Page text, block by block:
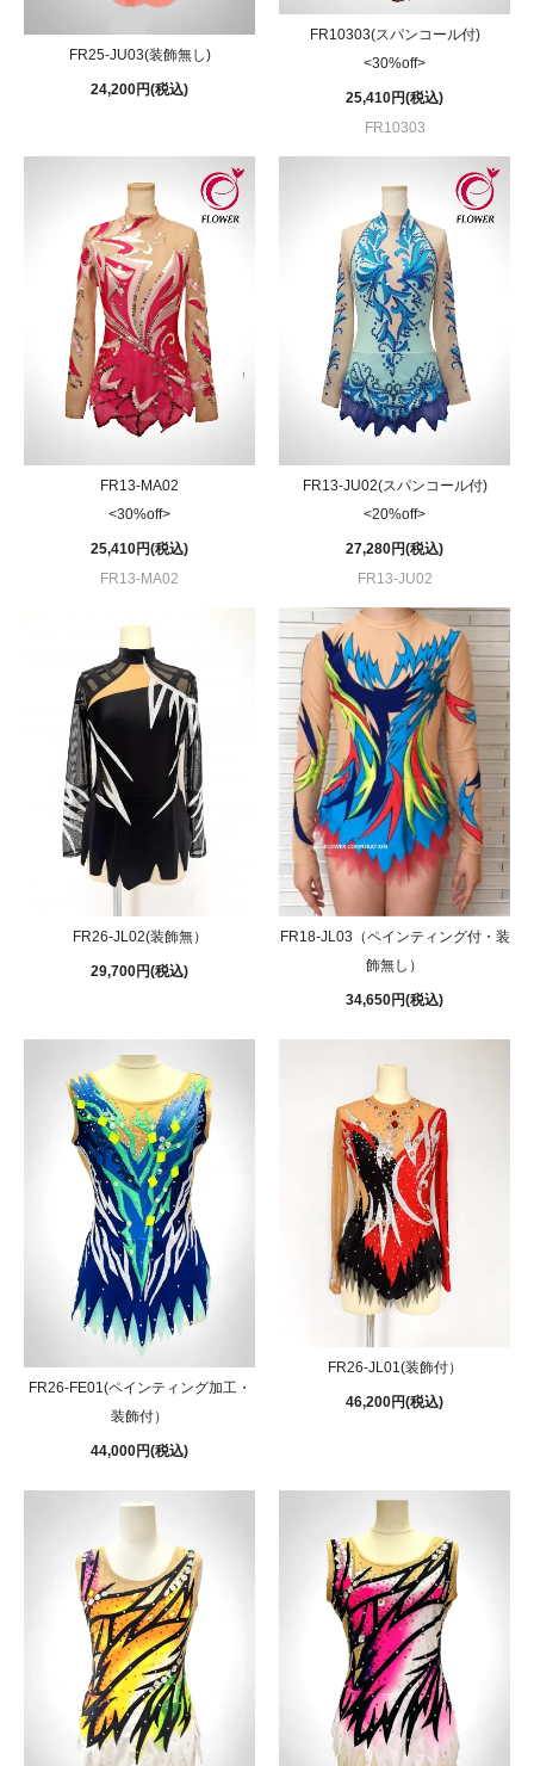
FR25-JU03(装飾無し)
24,200円(税込)
FR10303(スパンコール付)
<30%off>
25,410円(税込)
FR10303
FR13-MA02
<30%off>
25,410円(税込)
FR13-MA02
FR13-JU02(スパンコール付)
<20%off>
27,280円(税込)
FR13-JU02
FR26-JL02(装飾無）
29,700円(税込)
FR18-JL03（ペインティング付・装
飾無し）
34,650円(税込)
FR26-FE01(ペインティング加工・
装飾付）
44,000円(税込)
FR26-JL01(装飾付）
46,200円(税込)